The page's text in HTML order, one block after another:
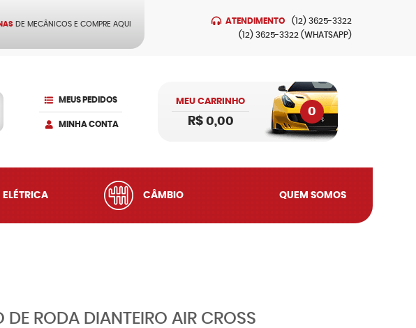
DE MECÂNICOS E COMPRE AQUI ATENDIMENTO (12) 3625-3322
(12) 3625-3322 (WHATSAPP)
MEUS PEDIDOS
MINHA CONTA
MEU CARRINHO
0
R$ 0,00
ELÉTRICA CÂMBIO QUEM SOMOS
DE RODA DIANTEIRO AIR CROSS